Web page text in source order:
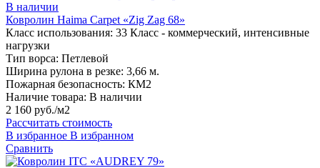
В наличии
Ковролин Haima Carpet «Zig Zag 68»
Класс использования: 33 Класс - коммерческий, интенсивные
нагрузки
Тип ворса: Петлевой
Ширина рулона в резке: 3,66 м.
Пожарная безопасность: КМ2
Наличие товара: В наличии
2 160 руб./м2
Рассчитать стоимость
В избранное В избранном
Сравнить